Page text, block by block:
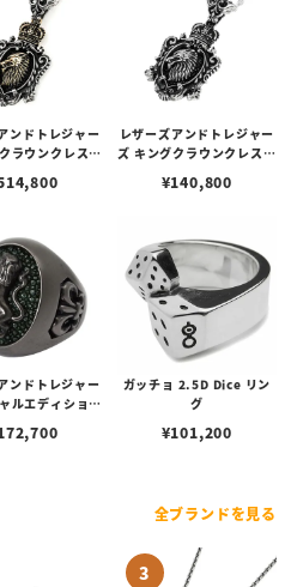
ンドトレジャー
ラウンクレスト
クラウン w/サン
み）
レザーズアンドトレジャー
ズ キングクラウンクレスト
ルフ/スティングレイ（ブ
¥140,800
ンドトレジャー
ルエディション
イ（グリーン）
ガッチョ 2.5D Dice リン
グ
¥101,200
全ブランドを見る